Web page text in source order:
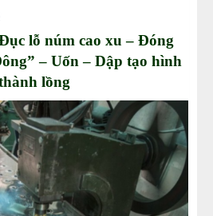
lỗ núm cao xu– Đóng
– Uốn – Dập tạo hình
lồng